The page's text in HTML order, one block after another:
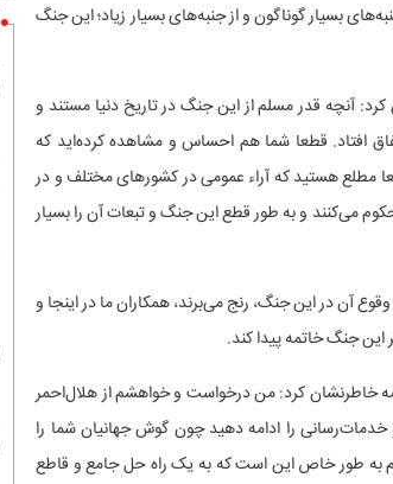
بسیار گوناگون و از جنبه‌های بسیار زیاد؛ این جنگ
کرد: آنچه قدر مسلم از این جنگ در تاریخ دنیا مستند و
افتاد. قطعا شما هم احساس و مشاهده کرده‌اید که
مطلع هستید که آراء عمومی در کشورهای مختلف و در
می‌کنند و به طور قطع این جنگ و تبعات آن را بسیار
آن در این جنگ، رنج می‌برند، همکاران ما در اینجا و
جنگ خاتمه پیدا کند.
خاطرنشان کرد: من درخواست و‌ خواهشم از هلال‌احمر
را ادامه دهید چون گوش جهانیان شما را
به طور خاص این است که به یک راه حل جامع و قاطع